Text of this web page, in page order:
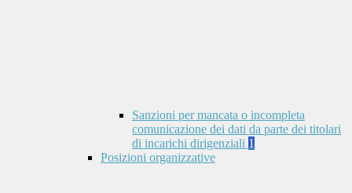
Sanzioni per mancata o incompleta
comunicazione dei dati da parte dei titolari
di incarichi dirigenziali 1
Posizioni organizzative